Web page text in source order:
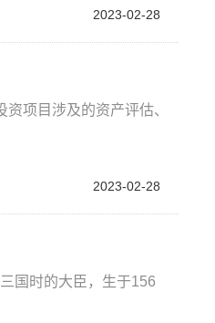
2023-02-28
项目涉及的资产评估、
2023-02-28
国时的大臣，生于156